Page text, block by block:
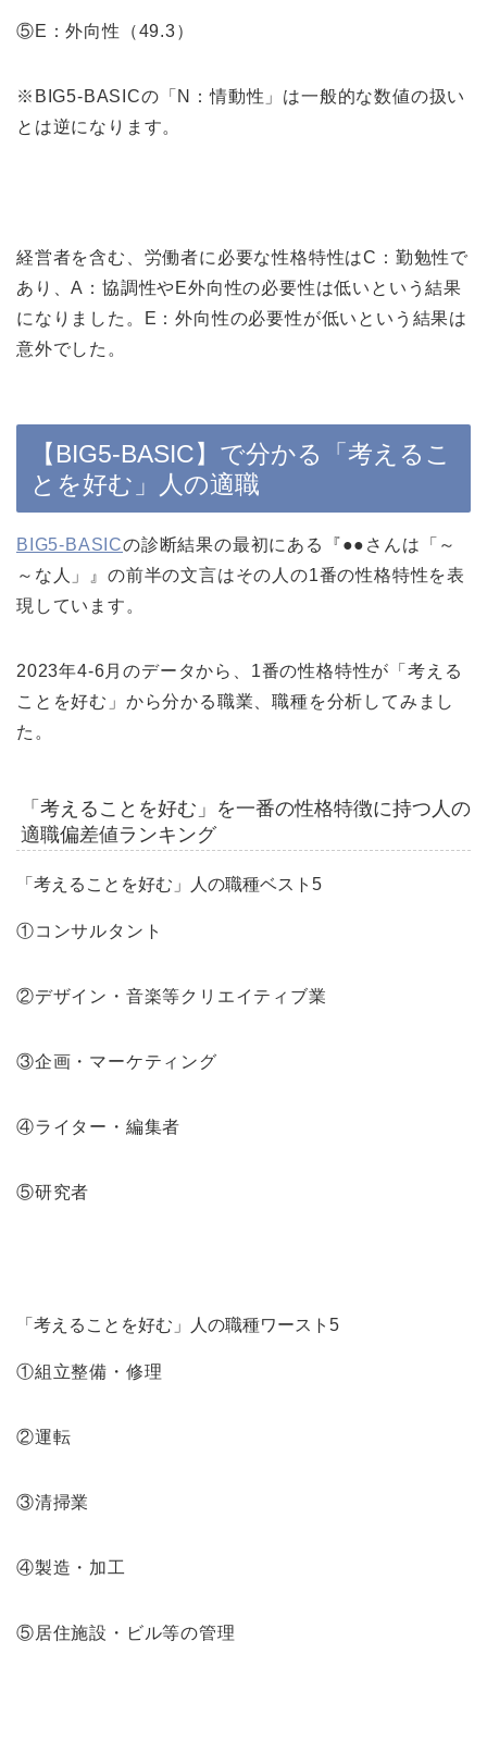
⑤E：外向性（49.3）
※BIG5-BASICの「N：情動性」は一般的な数値の扱い
とは逆になります。
経営者を含む、労働者に必要な性格特性はC：勤勉性で
あり、A：協調性やE外向性の必要性は低いという結果
になりました。E：外向性の必要性が低いという結果は
意外でした。
【BIG5-BASIC】で分かる「考えるこ
とを好む」人の適職
BIG5-BASICの診断結果の最初にある『●●さんは「～
～な人」』の前半の文言はその人の1番の性格特性を表
現しています。
2023年4-6月のデータから、1番の性格特性が「考える
ことを好む」から分かる職業、職種を分析してみまし
た。
「考えることを好む」を一番の性格特徴に持つ人の
適職偏差値ランキング
「考えることを好む」人の職種ベスト5
①コンサルタント
②デザイン・音楽等クリエイティブ業
③企画・マーケティング
④ライター・編集者
⑤研究者
「考えることを好む」人の職種ワースト5
①組立整備・修理
②運転
③清掃業
④製造・加工
⑤居住施設・ビル等の管理